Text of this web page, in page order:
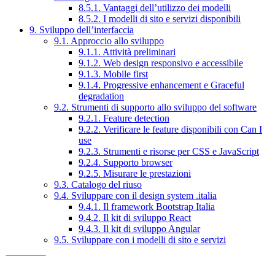
8.5.1. Vantaggi dell’utilizzo dei modelli
8.5.2. I modelli di sito e servizi disponibili
9. Sviluppo dell’interfaccia
9.1. Approccio allo sviluppo
9.1.1. Attività preliminari
9.1.2. Web design responsivo e accessibile
9.1.3. Mobile first
9.1.4. Progressive enhancement e Graceful
degradation
9.2. Strumenti di supporto allo sviluppo del software
9.2.1. Feature detection
9.2.2. Verificare le feature disponibili con Can I
use
9.2.3. Strumenti e risorse per CSS e JavaScript
9.2.4. Supporto browser
9.2.5. Misurare le prestazioni
9.3. Catalogo del riuso
9.4. Sviluppare con il design system .italia
9.4.1. Il framework Bootstrap Italia
9.4.2. Il kit di sviluppo React
9.4.3. Il kit di sviluppo Angular
9.5. Sviluppare con i modelli di sito e servizi